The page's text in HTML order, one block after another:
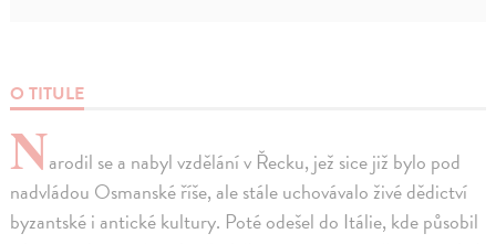
O TITULE
Narodil se a nabyl vzdělání v Řecku, jež sice již bylo pod
nadvládou Osmanské říše, ale stále uchovávalo živé dědictví
byzantské i antické kultury. Poté odešel do Itálie, kde působil